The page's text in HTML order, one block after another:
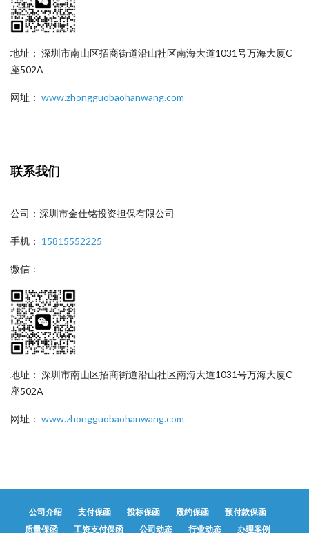
地址： 深圳市南山区招商街道沿山社区南海大道1031号万海大厦C
座502A
网址： www.zhongguobaohanwang.com
联系我们
公司：深圳市金仕铭投资担保有限公司
手机： 15815552225
微信：
地址： 深圳市南山区招商街道沿山社区南海大道1031号万海大厦C
座502A
网址： www.zhongguobaohanwang.com
公司介绍 支付保函 投标保函 履约保函
预付款保函
质量保函
工资支付保函 公司动态 行业动态 办理案例